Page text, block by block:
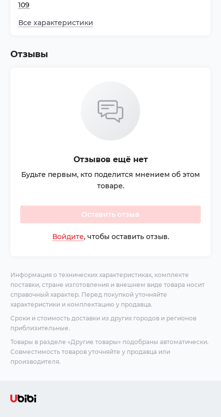
109
Все характеристики
Отзывы
Отзывов ещё нет
Будьте первым, кто поделится мнением об этом
товаре.
Оставить отзыв
Войдите, чтобы оставить отзыв.
Информация о технических характеристиках, комплекте
поставки, стране изготовления и внешнем виде товара носит
справочный характер. Перед покупкой уточняйте
характеристики и комплектацию у продавца.
Сроки и стоимость доставки из других городов и регионов
приблизительные.
Товары в разделе «Другие товары» подобраны автоматически.
Совместимость товаров уточняйте у продавца или
производителя.